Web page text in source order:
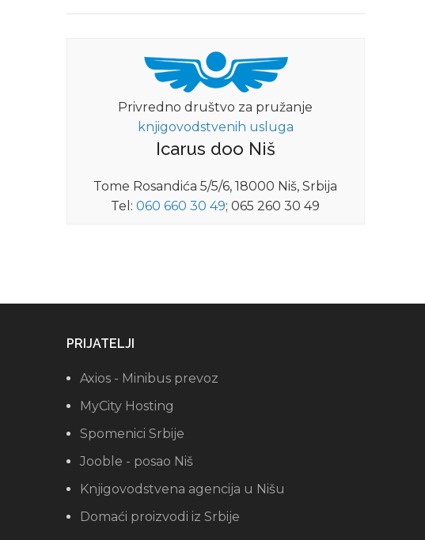
Privredno društvo za pružanje
knjigovodstvenih usluga
Icarus doo Niš
Tome Rosandića 5/5/6, 18000 Niš, Srbija
Tel:060 660 30 49; 065 260 30 49
PRIJATELJI
Axios - Minibus prevoz
MyCity Hosting
Spomenici Srbije
Jooble - posao Niš
Knjigovodstvena agencija u Nišu
Domaći proizvodi iz Srbije